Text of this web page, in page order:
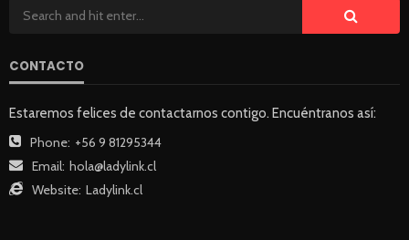
CONTACTO
Estaremos felices de contactarnos contigo. Encuéntranos así:
Phone: +56 9 81295344
Email: hola@ladylink.cl
Website: Ladylink.cl